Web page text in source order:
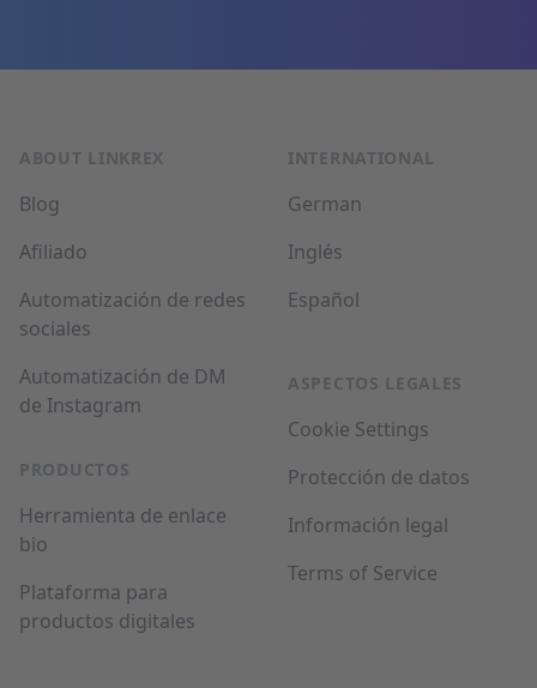
ABOUT LINKREX
Blog
Afiliado
Automatización de redes
sociales
Automatización de DM
de Instagram
PRODUCTOS
Herramienta de enlace
bio
Plataforma para
productos digitales
INTERNATIONAL
German
Inglés
Español
ASPECTOS LEGALES
Cookie Settings
Protección de datos
Información legal
Terms of Service